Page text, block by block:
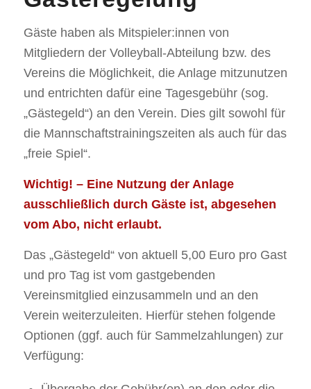
Gäste haben als Mitspieler:innen von
Mitgliedern der Volleyball-Abteilung bzw. des
Vereins die Möglichkeit, die Anlage mitzunutzen
und entrichten dafür eine Tagesgebühr (sog.
„Gästegeld“) an den Verein. Dies gilt sowohl für
die Mannschaftstrainingszeiten als auch für das
„freie Spiel“.
Wichtig! – Eine Nutzung der Anlage
ausschließlich durch Gäste ist, abgesehen
vom Abo, nicht erlaubt.
Das „Gästegeld“ von aktuell 5,00 Euro pro Gast
und pro Tag ist vom gastgebenden
Vereinsmitglied einzusammeln und an den
Verein weiterzuleiten. Hierfür stehen folgende
Optionen (ggf. auch für Sammelzahlungen) zur
Verfügung: